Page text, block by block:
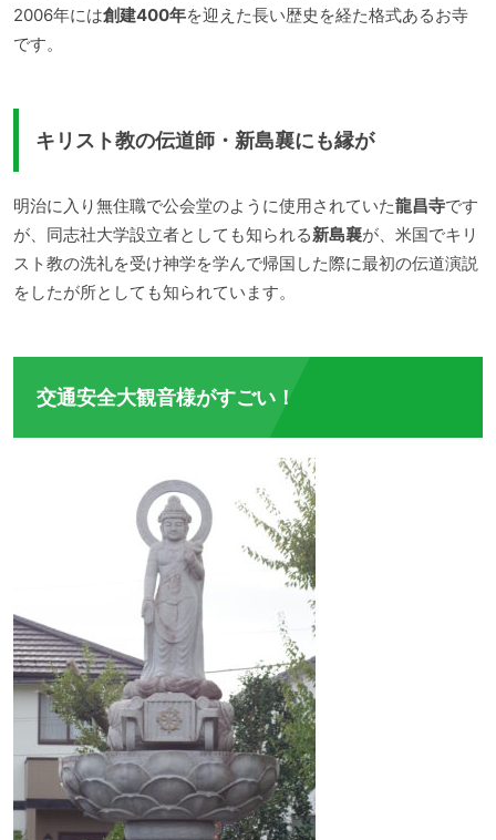
2006年には創建400年を迎えた長い歴史を経た格式あるお寺
です。
キリスト教の伝道師・新島襄にも縁が
明治に入り無住職で公会堂のように使用されていた龍昌寺です
が、同志社大学設立者としても知られる新島襄が、米国でキリ
スト教の洗礼を受け神学を学んで帰国した際に最初の伝道演説
をしたが所としても知られています。
交通安全大観音様がすごい！